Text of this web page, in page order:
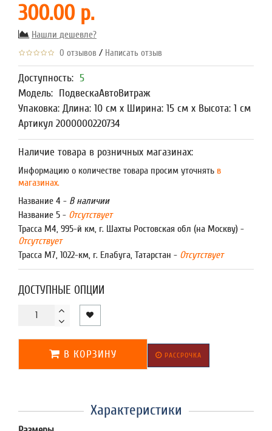
300.00 р.
Нашли дешевле?
0 отзывов / Написать отзыв
Доступность: 5
Модель: ПодвескаАвтоВитраж
Упаковка: Длина: 10 см x Ширина: 15 см x Высота: 1 см
Артикул 2000000220734
Наличие товара в розничных магазинах:
Информацию о количестве товара просим уточнять в
магазинах.
Название 4 - В наличии
Название 5 - Отсутствует
Трасса М4, 995-й км, г. Шахты Ростовская обл (на Москву) -
Отсутствует
Трасса М7, 1022-км, г. Елабуга, Татарстан - Отсутствует
ДОСТУПНЫЕ ОПЦИИ
В КОРЗИНУ РАССРОЧКА
Характеристики